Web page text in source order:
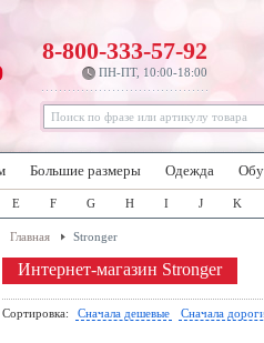
8-800-333-57-92
ПН-ПТ, 10:00-18:00
Большие размеры Одежда
E F G H I J K
Главная Stronger
Интернет-магазин Stronger
Сортировка: Сначала дешевые Сначала